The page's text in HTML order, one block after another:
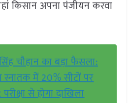
किसान अपना पंजीयन करवा
चौहान का बड़ा फैसला:
में 20% सीटों पर
से होगा दाखिला